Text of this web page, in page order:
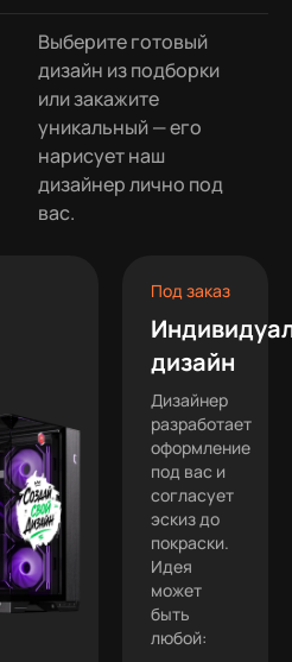
Выберите готовый
дизайн из подборки
или закажите
уникальный — его
нарисует наш
дизайнер лично под
вас.
Под заказ
дизайн
Дизайнер
разработает
оформление
под вас и
согласует
эскиз до
покраски.
Идея
может
быть
любой: